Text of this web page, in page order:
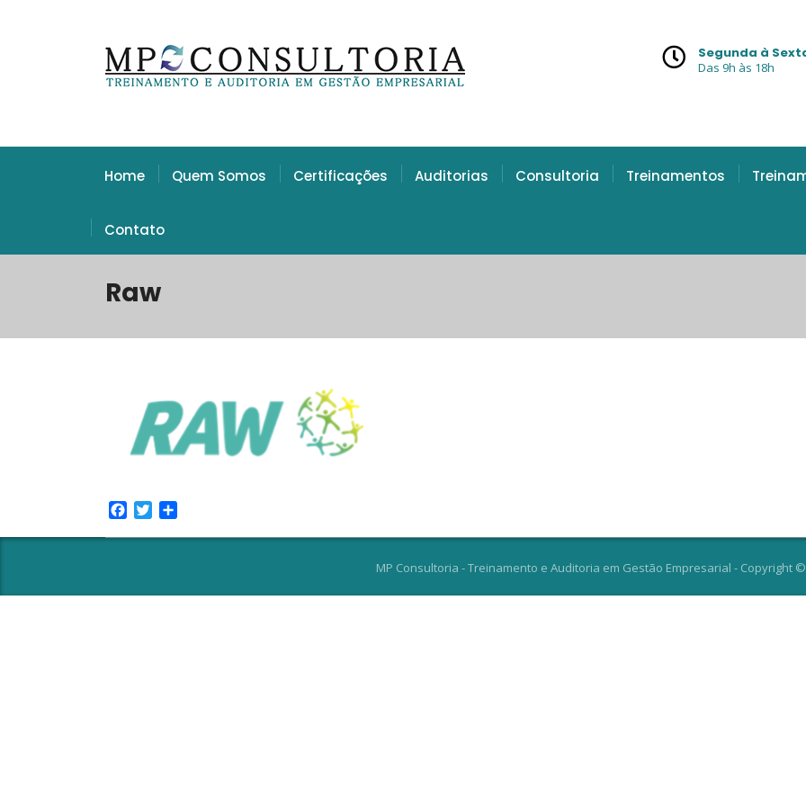
Segunda à
Das 9h às 18h
Home Quem Somos Certificações Auditorias Consultoria Treinamentos
Contato
Raw
Facebook
Twitter
MP Consultoria - Treinamento e Auditoria em Gestão Empresarial - Copyright